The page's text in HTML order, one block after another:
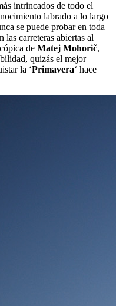
intrincados de todo el
labrado a lo largo
se puede probar en toda
las carreteras abiertas al
de Matej Mohorič,
quizás el mejor
la ‘Primavera‘ hace